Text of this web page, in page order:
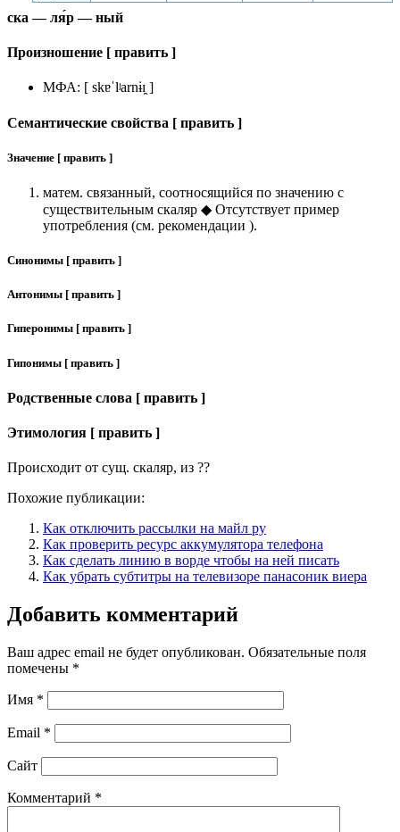
ска — ля́р — ный
Произношение [ править ]
МФА: [ skɐˈlʲarnɨɪ̯ ]
Семантические свойства [ править ]
Значение [ править ]
матем. связанный, соотносящийся по значению с
существительным скаляр ◆ Отсутствует пример
употребления (см. рекомендации ).
Синонимы [ править ]
Антонимы [ править ]
Гиперонимы [ править ]
Гипонимы [ править ]
Родственные слова [ править ]
Этимология [ править ]
Происходит от сущ. скаляр, из ??
Похожие публикации:
Как отключить рассылки на майл ру
Как проверить ресурс аккумулятора телефона
Как сделать линию в ворде чтобы на ней писать
Как убрать субтитры на телевизоре панасоник виера
Добавить комментарий
Ваш адрес email не будет опубликован. Обязательные поля
помечены *
Имя *
Email *
Сайт
Комментарий *